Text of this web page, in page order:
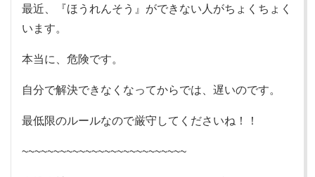
最近、『ほうれんそう』ができない人がちょくちょく
います。
本当に、危険です。
自分で解決できなくなってからでは、遅いのです。
最低限のルールなので厳守してくださいね！！
~~~~~~~~~~~~~~~~~~~~~~~~~~